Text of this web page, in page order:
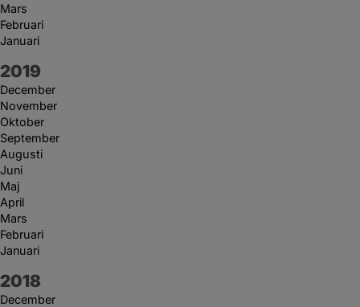
Mars
Februari
Januari
År:
2019
December
November
Oktober
September
Augusti
Juni
Maj
April
Mars
Februari
Januari
År:
2018
December